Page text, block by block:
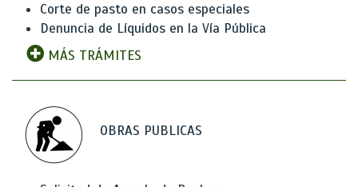
Corte de pasto en casos especiales
Denuncia de Líquidos en la Vía Pública
MÁS TRÁMITES
OBRAS PUBLICAS